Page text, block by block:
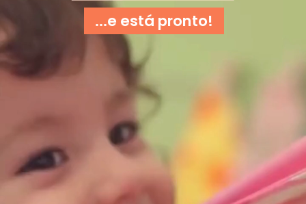
...e está pronto!